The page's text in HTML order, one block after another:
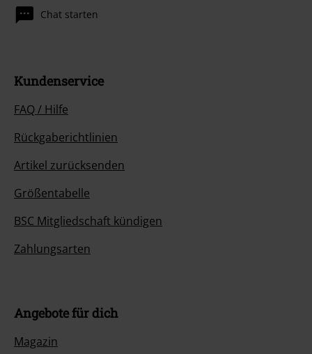
Chat starten
Kundenservice
FAQ / Hilfe
Rückgaberichtlinien
Artikel zurücksenden
Größentabelle
BSC Mitgliedschaft kündigen
Zahlungsarten
Angebote für dich
Magazin